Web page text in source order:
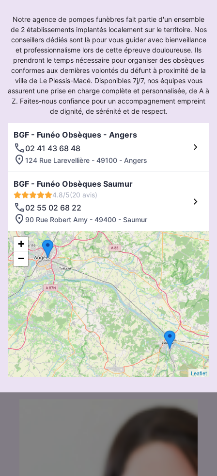
Notre agence de pompes funèbres fait partie d'un ensemble
de 2 établissements implantés localement sur le territoire. Nos
conseillers dédiés sont là pour vous guider avec bienveillance
et professionnalisme lors de cette épreuve douloureuse. Ils
prendront le temps nécessaire pour organiser des obsèques
conformes aux dernières volontés du défunt à proximité de la
ville de Le Plessis-Macé. Disponibles 7j/7, nos équipes vous
assurent une prise en charge complète et personnalisée, de A à
Z. Faites-nous confiance pour un accompagnement empreint
de dignité, de sérénité et de respect.
BGF - Funéo Obsèques - Angers
02 41 43 68 48
124 Rue Larevellière - 49100 - Angers
BGF - Funéo Obsèques Saumur
4.8/5(20 avis)
02 55 02 68 22
90 Rue Robert Amy - 49400 - Saumur
+
−
Leaflet